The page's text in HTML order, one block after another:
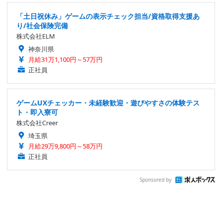
「土日祝休み」ゲームの表示チェック担当/資格取得支援あ
り/社会保険完備
株式会社ELM
神奈川県
月給31万1,100円～57万円
正社員
ゲームUXチェッカー・未経験歓迎・遊びやすさの体験テス
ト・即入寮可
株式会社Creer
埼玉県
月給29万9,800円～58万円
正社員
Sponsored by